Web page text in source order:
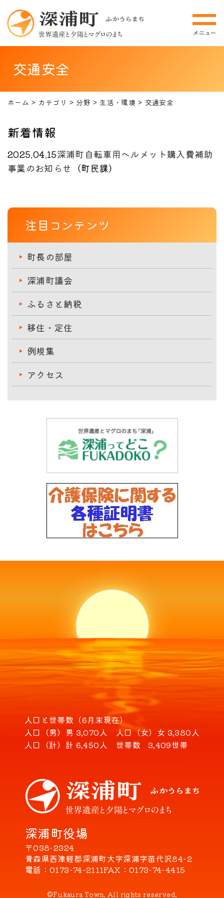
交通安全
ホーム カテゴリ 分野 生活・環境 交通安全
新着情報
2025.04.15深浦町自転車用ヘルメット購入費補助
事業のお知らせ （町民課）
注目コンテンツ
町長の部屋
深浦町議会
ふるさと納税
移住・定住
例規集
アクセス
深浦町役場
〒038-2324
青森県西津軽郡深浦町大字深浦字苗代沢84-2
電話
0173-74-2111FAX 0173-74-4415
人口と世帯数（6月末現在）
人口（男） 男 3,070人 人口（女） 女 3,380人
人口（計） 計 6,450人 世帯数 3,409世帯
©Fukaura Town. All rights reserved.